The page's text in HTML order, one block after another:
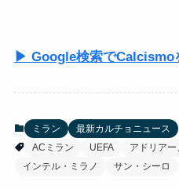
▶ Google検索でCalcismo
ミラン
最新カルチョニュース
ACミラン
UEFA
アドリア
インテル・ミラノ
サン・シーロ